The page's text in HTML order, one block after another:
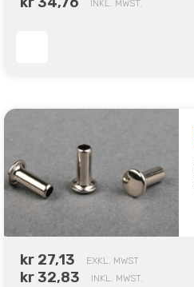
INKL. MWST.
kr 27,13 EXKL. MWST
kr 32,83 INKL. MWST.